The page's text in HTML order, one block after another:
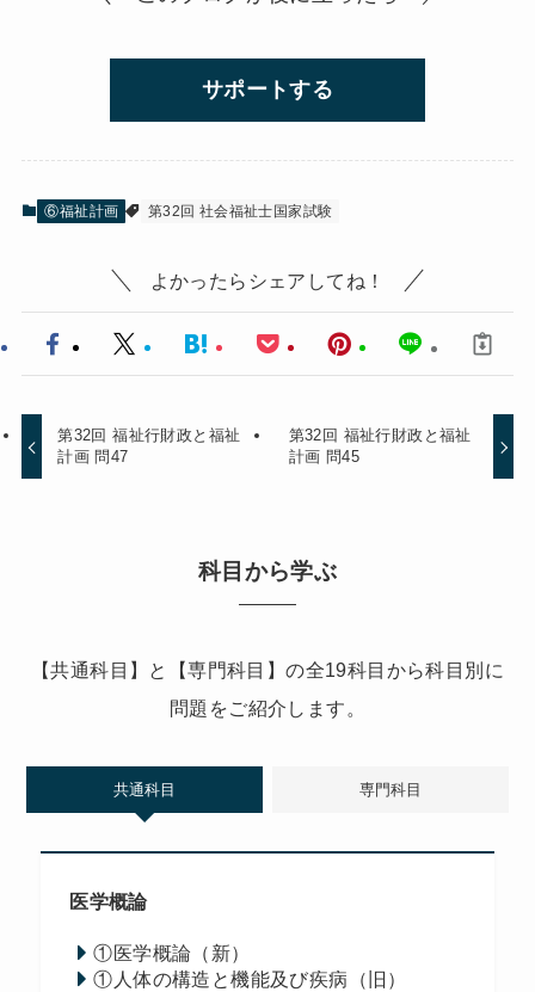
サポートする
⑥福祉計画 第32回 社会福祉士国家試験
よかったらシェアしてね！
第32回 福祉行財政と福祉
計画 問47
第32回 福祉行財政と福祉
計画 問45
科目から学ぶ
【共通科目】と【専門科目】の全19科目から科目別に
問題をご紹介します。
共通科目 専門科目
医学概論
①医学概論（新）
①人体の構造と機能及び疾病（旧）